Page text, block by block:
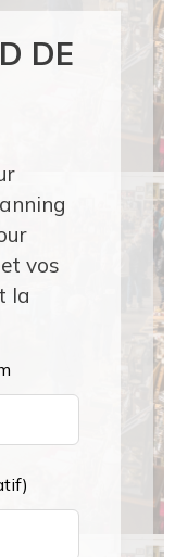
DE
vos
la